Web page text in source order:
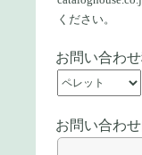
ください。
お問い合わせ
お問い合わ